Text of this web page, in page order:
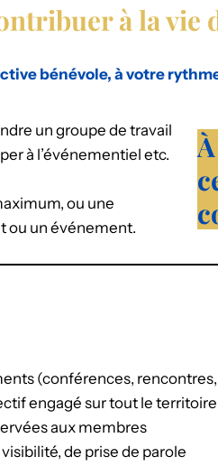
à la vie
bénévole, à votre
un groupe de travail
à l’événementiel etc.
ou une
ou un événement.
(conférences,
engagé sur tout le territoire
aux membres
de prise de parole